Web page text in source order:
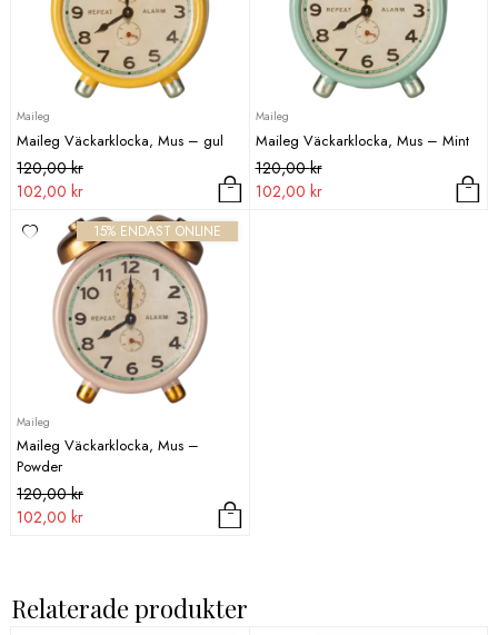
Maileg
Maileg Väckarklocka, Mus – gul
120,00kr
Det
ursprungliga
var:
120,00 kr.
102,00 kr
Det
nuvarande
är:
102,00 kr.
Maileg
Maileg Väckarklocka, Mus – Mint
120,00kr
Det
ursprungliga
102,00 kr
Det
nuvarande
15% ENDAST ONLINE
Maileg
Maileg Väckarklocka, Mus –
Powder
120,00kr
Det
ursprungliga
102,00 kr
Det
nuvarande
Relaterade produkter